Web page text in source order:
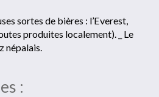
sortes de bières : l’Everest,
produites localement). _ Le
népalais.
: